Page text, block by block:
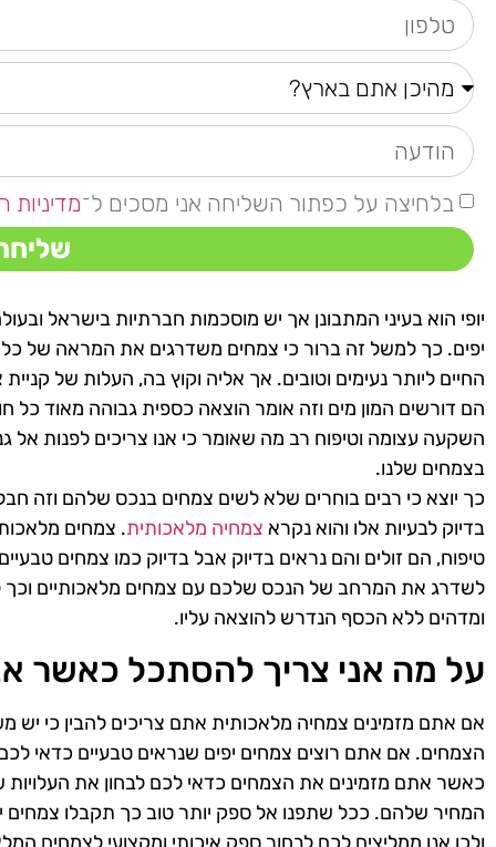
בלחיצה על כפתור השליחה אני מסכים ל־מדיניות
יופי הוא בעיני המתבונן אך יש מוסכמות חברתיות בישראל
יפים. כך למשל זה ברור כי צמחים משדרגים את המראה של כל
החיים ליותר נעימים וטובים. אך אליה וקוץ בה, העלות של
הם דורשים המון מים וזה אומר הוצאה כספית גבוהה מאוד כל
השקעה עצומה וטיפוח רב מה שאומר כי אנו צריכים לפנות אל
בצמחים שלנו.
כך יוצא כי רבים בוחרים שלא לשים צמחים בנכס שלהם וזה
בדיוק לבעיות אלו והוא נקרא צמחיה מלאכותית. צמחים
טיפוח, הם זולים והם נראים בדיוק אבל בדיוק כמו צמחים
לשדרג את המרחב של הנכס שלכם עם צמחים מלאכותיים וכך
ומדהים ללא הכסף הנדרש להוצאה עליו.
על מה אני צריך להסתכל כאשר
אם אתם מזמינים צמחיה מלאכותית אתם צריכים להבין כי
הצמחים. אם אתם רוצים צמחים יפים שנראים טבעיים כדאי
כאשר אתם מזמינים את הצמחים כדאי לכם לבחון את
המחיר שלהם. ככל שתפנו אל ספק יותר טוב כך תקבלו צמחים